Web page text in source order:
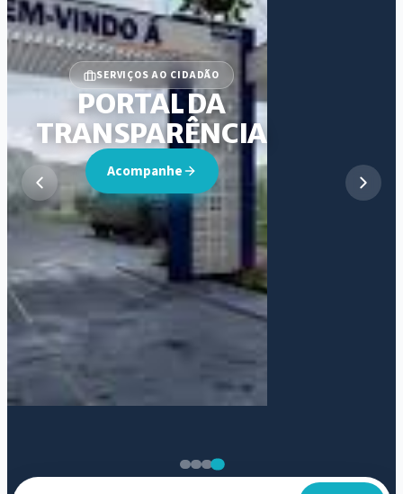
SERVIÇOS AO CIDADÃO
PORTAL DA
TRANSPARÊNCIA
Acompanhe